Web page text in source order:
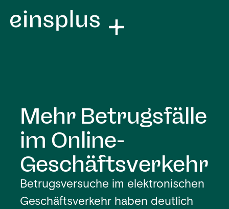
Mehr Betrugsfälle
im Online-
Geschäftsverkehr
Betrugsversuche im elektronischen
Geschäftsverkehr haben deutlich